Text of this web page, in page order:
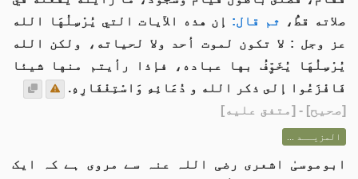
صلاته قطُّ،
ثم قال: إن هذه الآيات التي يُرْسِلُهَا الله
عز وجل : لا تكون لموت أحد ولا لحياته، ولكن الله
يُرْسِلُهَا يُخَوِّفُ بها عباده، فإذا رأيتم منها شيئا
فَافْزَعُوا إلى ذكر الله و دُعَائِهِ وَاسْتِغْفَارِهِ.
[صحيح] - [متفق عليه]
المزيــد ...
ابوموسیٰ اشعری رضی اللہ عنہ سے مروی ہے کہ ایک